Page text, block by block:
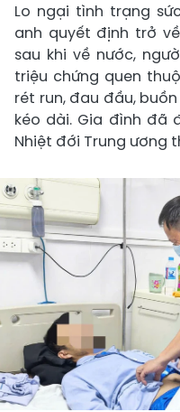
Lo ngại tình trạng
anh quyết định trở
sau khi về nước,
triệu chứng quen
rét run, đau đầu,
kéo dài. Gia đình đã
Nhiệt đới Trung ương